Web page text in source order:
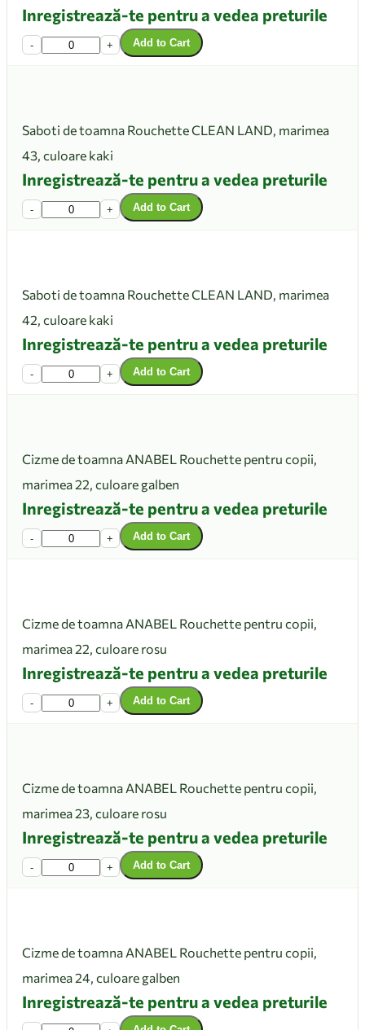
Inregistrează-te pentru a vedea preturile
- + Add to Cart
Saboti de toamna Rouchette CLEAN LAND, marimea
43, culoare kaki
Inregistrează-te pentru a vedea preturile
- + Add to Cart
Saboti de toamna Rouchette CLEAN LAND, marimea
42, culoare kaki
Inregistrează-te pentru a vedea preturile
- + Add to Cart
Cizme de toamna ANABEL Rouchette pentru copii,
marimea 22, culoare galben
Inregistrează-te pentru a vedea preturile
- + Add to Cart
Cizme de toamna ANABEL Rouchette pentru copii,
marimea 22, culoare rosu
Inregistrează-te pentru a vedea preturile
- + Add to Cart
Cizme de toamna ANABEL Rouchette pentru copii,
marimea 23, culoare rosu
Inregistrează-te pentru a vedea preturile
- + Add to Cart
Cizme de toamna ANABEL Rouchette pentru copii,
marimea 24, culoare galben
Inregistrează-te pentru a vedea preturile